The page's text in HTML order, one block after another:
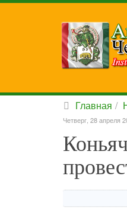
Главная
Четверг, 28 апреля